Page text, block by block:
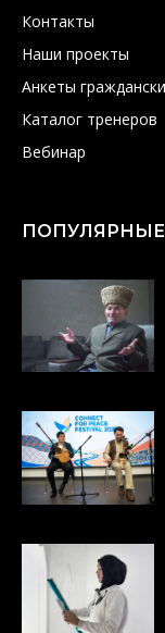
Контакты
Наши проекты
Анкеты
Каталог тренеров
Вебинар
ПОПУЛЯРНЫЕ